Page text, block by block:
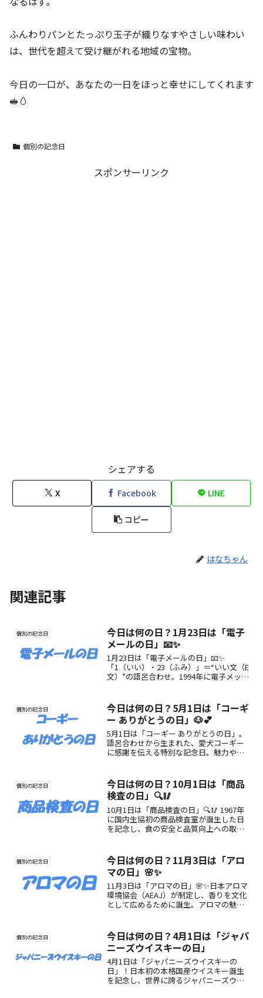
ふんわりパンとたっぷり玉子が織りなすやさしい味わい
は、世代を超えて受け継がれる地域の宝物。
今日の一口が、あなたの一日をほっと幸せにしてくれます
🥪🥚
個別の記念日
スポンサーリンク
シェアする
X Facebook LINE
コピー
はなちゃん
関連記事
個別の記念日
今日は何の日？1月23日は「電子
メールの日」📧✨
1月23日は「電子メールの日」📧✨
「1（いい）・23（ふみ）」＝“いい文（E
文）”の語呂合わせ。1994年に電子メッセ
届けよう💌
個別の記念日
今日は何の日？5月1日は「コーギ
ー ありがとうの日」🐶💕
5月1日は「コーギー ありがとうの日」。
語呂合わせから生まれた、愛犬コーギー
に感謝を伝える特別な記念日。魅力や楽
個別の記念日
今日は何の日？10月1日は「商品
検査の日」🔍🥢
10月1日は「商品検査の日」🔍🥢 1967年
に国内生協初の商品検査室が誕生した日
を記念し、食の安全と品質向上への取り
個別の記念日
今日は何の日？11月3日は「アロ
マの日」🌸✨
11月3日は「アロマの日」🌸✨日本アロマ
環境協会（AEAJ）が制定し、香りを文化
として広めるために誕生。アロマの魅力
個別の記念日
今日は何の日？4月1日は「ジャパ
ニーズウイスキーの日」
4月1日は「ジャパニーズウイスキーの
日」！日本初の本格国産ウイスキー誕生
を記念し、世界に誇るジャパニーズウイ